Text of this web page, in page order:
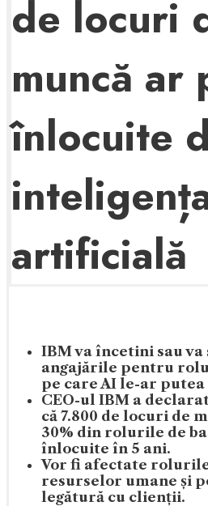
de locuri
muncă ar
înlocuite
artificială
IBM va încetini sau va
angajările pentru
pe care AI le-ar
CEO-ul IBM a
că 7.800 de locuri de
30% din rolurile de
înlocuite în 5 ani.
Vor fi afectate
resurselor umane și
legătură cu clienții.